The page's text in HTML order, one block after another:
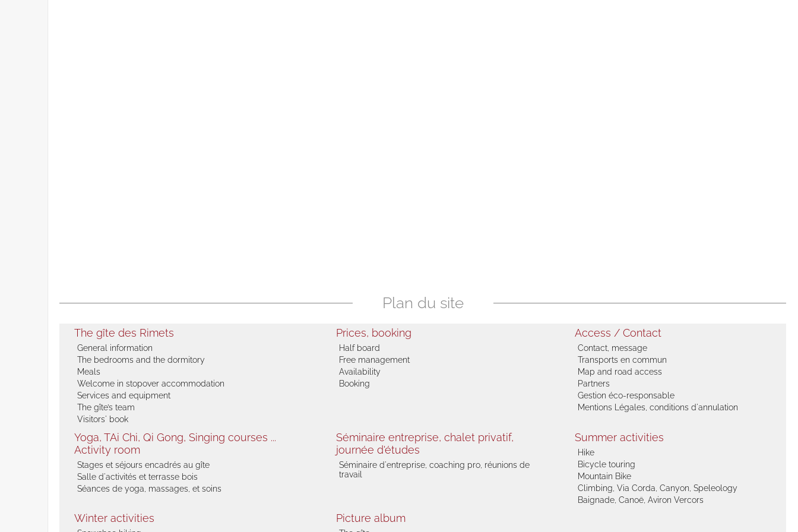
Plan du site
The gîte des Rimets
General information
The bedrooms and the dormitory
Meals
Welcome in stopover accommodation
Services and equipment
The gîte’s team
Visitors' book
Prices, booking
Half board
Free management
Availability
Booking
Access / Contact
Contact, message
Transports en commun
Map and road access
Partners
Gestion éco-responsable
Mentions Légales, conditions d'annulation
Yoga, TAi Chi, Qi Gong, Singing courses ...
Activity room
Stages et séjours encadrés au gîte
Salle d'activités et terrasse bois
Séances de yoga, massages, et soins
Séminaire entreprise, chalet privatif,
journée d'études
Séminaire d'entreprise, coaching pro, réunions de
travail
Summer activities
Hike
Bicycle touring
Mountain Bike
Climbing, Via Corda, Canyon, Speleology
Baignade, Canoë, Aviron Vercors
Winter activities Picture album